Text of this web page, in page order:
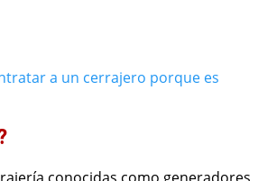
a un cerrajero porque es